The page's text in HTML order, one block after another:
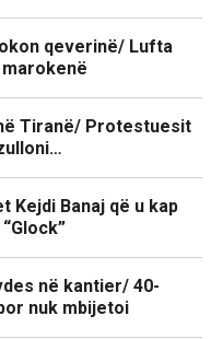
qeverinë/ Lufta
Tiranë/ Protestuesit
Kejdi Banaj që u kap
në kantier/ 40-
nuk mbijetoi